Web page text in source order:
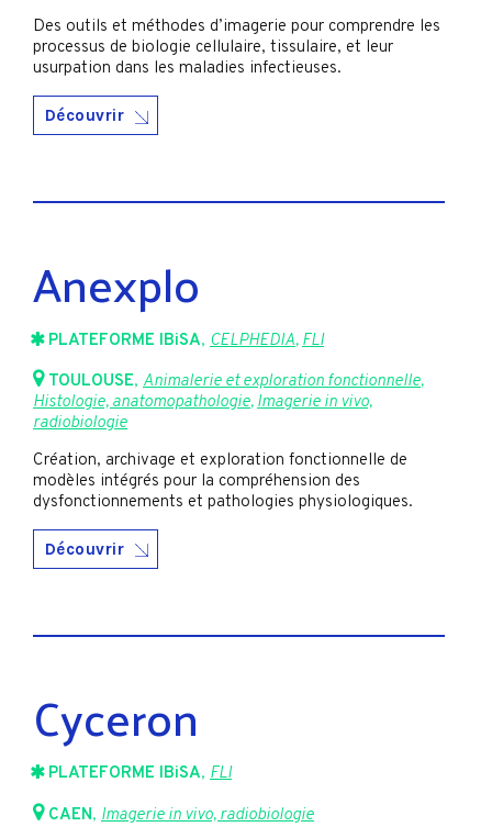
Des outils et méthodes d’imagerie pour comprendre les
processus de biologie cellulaire, tissulaire, et leur
usurpation dans les maladies infectieuses.
Découvrir
Anexplo
PLATEFORME IBiSA, CELPHEDIA, FLI
TOULOUSE, Animalerie et exploration fonctionnelle,
Histologie, anatomopathologie, Imagerie in vivo,
radiobiologie
Création, archivage et exploration fonctionnelle de
modèles intégrés pour la compréhension des
dysfonctionnements et pathologies physiologiques.
Découvrir
Cyceron
PLATEFORME IBiSA, FLI
CAEN, Imagerie in vivo, radiobiologie